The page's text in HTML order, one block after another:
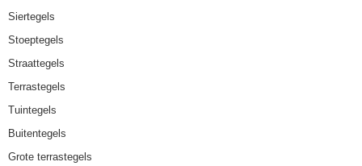
Siertegels
Stoeptegels
Straattegels
Terrastegels
Tuintegels
Buitentegels
Grote terrastegels